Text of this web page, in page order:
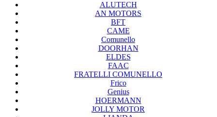
ALUTECH
AN MOTORS
BFT
CAME
Comunello
DOORHAN
ELDES
FAAC
FRATELLI COMUNELLO
Frico
Genius
HOERMANN
JOLLY MOTOR